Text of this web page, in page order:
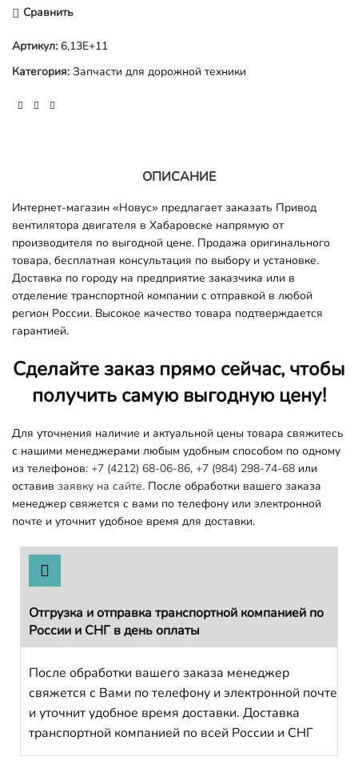
Сравнить
Артикул: 6,13E+11
Категория: Запчасти для дорожной техники
ОПИСАНИЕ
Интернет-магазин «Новус» предлагает заказать Привод
вентилятора двигателя в Хабаровске напрямую от
производителя по выгодной цене. Продажа оригинального
товара, бесплатная консультация по выбору и установке.
Доставка по городу на предприятие заказчика или в
отделение транспортной компании с отправкой в любой
регион России. Высокое качество товара подтверждается
гарантией.
Сделайте заказ прямо сейчас, чтобы
получить самую выгодную цену!
Для уточнения наличие и актуальной цены товара свяжитесь
с нашими менеджерами любым удобным способом по одному
из телефонов: +7 (4212) 68-06-86, +7 (984) 298-74-68 или
оставив заявку на сайте. После обработки вашего заказа
менеджер свяжется с вами по телефону или электронной
почте и уточнит удобное время для доставки.
Отгрузка и отправка транспортной компанией по
России и СНГ в день оплаты
После обработки вашего заказа менеджер
свяжется с Вами по телефону и электронной почте
и уточнит удобное время доставки. Доставка
транспортной компанией по всей России и СНГ